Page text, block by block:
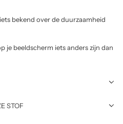
bekend over de duurzaamheid
je beeldscherm iets anders zijn dan
STOF